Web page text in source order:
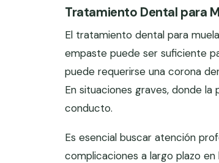
Tratamiento Dental para
El tratamiento dental para
empaste puede ser suficiente
puede requerirse una corona
En situaciones graves, donde
conducto.
Es esencial buscar atención
complicaciones a largo plazo en